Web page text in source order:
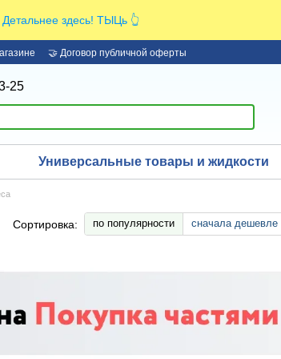
здесь! ТЫЦь 👆
🤝 Договор публичной оферты
25
Универсальные товары и жидкости
Сортировка: по популярности сначала дешевле